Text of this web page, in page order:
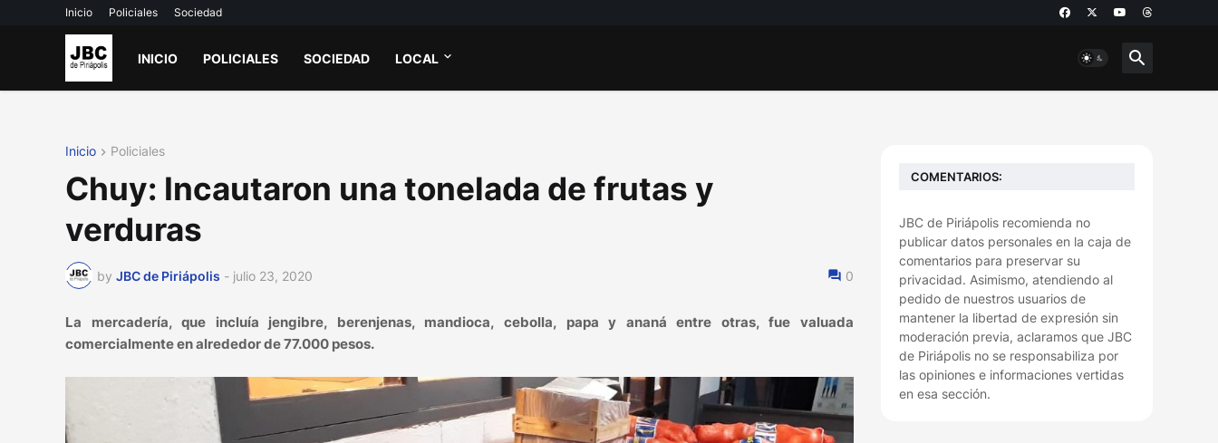
Inicio Policiales Sociedad
INICIO POLICIALES SOCIEDAD LOCAL
Inicio Policiales
Chuy: Incautaron una tonelada de frutas y
verduras
by JBC de Piriápolis - julio 23, 2020 0
La mercadería, que incluía jengibre, berenjenas, mandioca, cebolla, papa y ananá entre otras, fue valuada
comercialmente en alrededor de 77.000 pesos.
COMENTARIOS:
JBC de Piriápolis recomienda no
publicar datos personales en la caja de
comentarios para preservar su
privacidad. Asimismo, atendiendo al
pedido de nuestros usuarios de
mantener la libertad de expresión sin
moderación previa, aclaramos que JBC
de Piriápolis no se responsabiliza por
las opiniones e informaciones vertidas
en esa sección.